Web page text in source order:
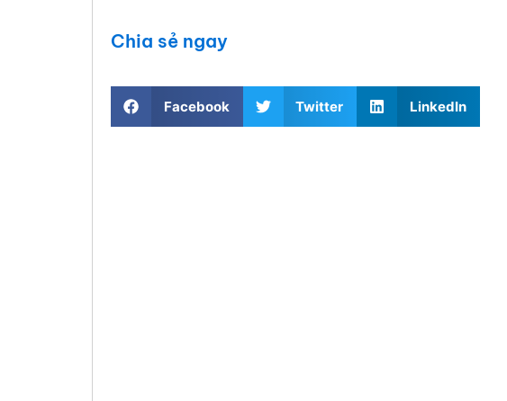
Chia sẻ ngay
Facebook Twitter LinkedIn